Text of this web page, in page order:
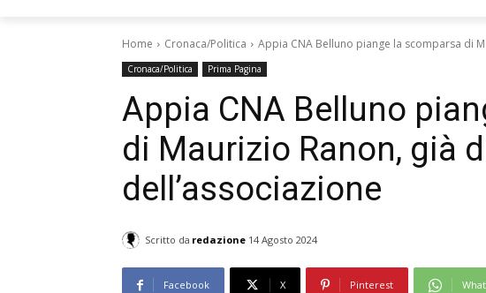
Home Cronaca/Politica Appia CNA Belluno piange la scomparsa di
Cronaca/Politica Prima Pagina
Appia CNA Belluno
di Maurizio Ranon, già
dell’associazione
Scritto da redazione 14 Agosto 2024
Facebook X Pinterest